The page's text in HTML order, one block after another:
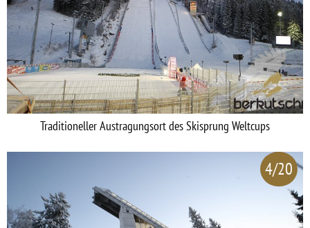
Traditioneller Austragungsort des Skisprung Weltcups
4/20